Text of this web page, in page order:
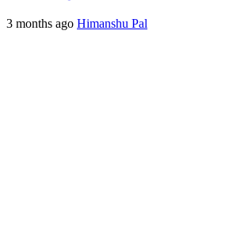
3 months ago Himanshu Pal